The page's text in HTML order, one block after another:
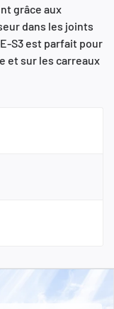
grâce aux
dans les joints
S3 est parfait pour
et sur les carreaux